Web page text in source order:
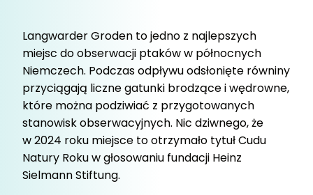
Langwarder Groden to jedno z najlepszych
miejsc do obserwacji ptaków w północnych
Niemczech. Podczas odpływu odsłonięte równiny
przyciągają liczne gatunki brodzące i wędrowne,
które można podziwiać z przygotowanych
stanowisk obserwacyjnych. Nic dziwnego, że
w 2024 roku miejsce to otrzymało tytuł Cudu
Natury Roku w głosowaniu fundacji Heinz
Sielmann Stiftung.